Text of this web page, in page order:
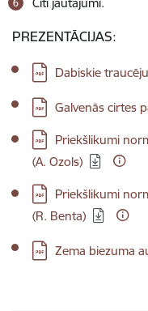
PREZENTĀCIJAS:
Lejupielādēt:
Dabiskie
Lejupielādēt:
Galvenās cirtes
Lejupielādēt:
Priekšlikumi
(A. Ozols)
Lejupielādēt:
Priekšlikumi
(R. Benta)
Lejupielādēt:
Zema biezuma